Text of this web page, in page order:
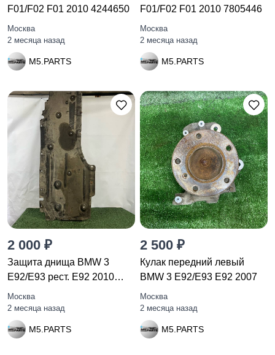
F01/F02 F01 2010 4244650
Москва
2 месяца назад
M5.PARTS
F01/F02 F01 2010 7805446
Москва
2 месяца назад
M5.PARTS
2 000 ₽
Защита днища BMW 3
E92/E93 рест. E92 2010
748506
Москва
2 месяца назад
M5.PARTS
2 500 ₽
Кулак передний левый
BMW 3 E92/E93 E92 2007
Москва
2 месяца назад
M5.PARTS